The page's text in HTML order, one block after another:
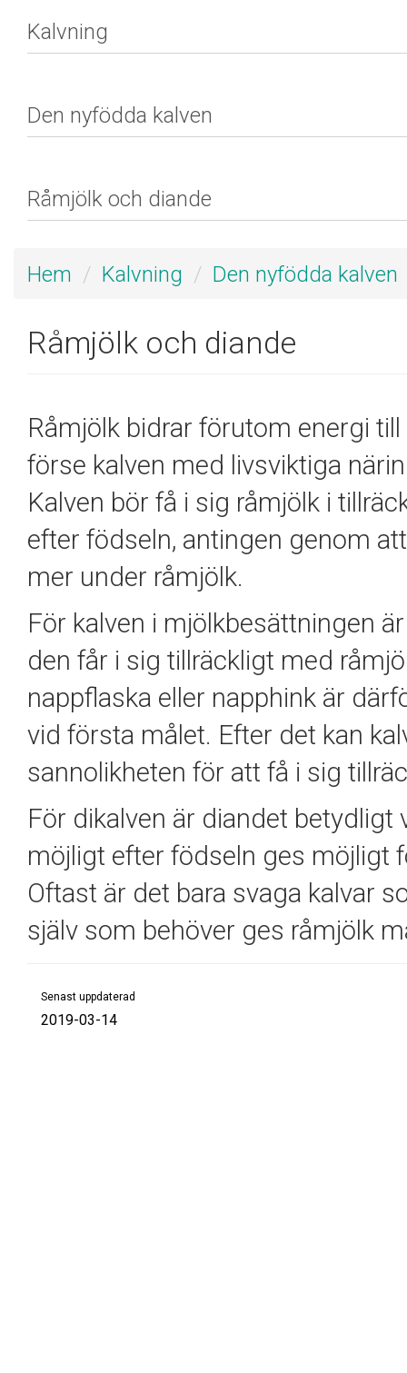
Hem Kalvning Den nyfödda kalven
Råmjölk och diande
Råmjölk bidrar förutom energi
förse kalven med livsviktiga
Kalven bör få i sig råmjölk i
efter födseln, antingen genom
mer under råmjölk.
För kalven i mjölkbesättningen
den får i sig tillräckligt med
nappflaska eller napphink är
vid första målet. Efter det kan
sannolikheten för att få i sig
För dikalven är diandet
möjligt efter födseln ges möjligt
Oftast är det bara svaga kalvar
själv som behöver ges råmjölk
Senast uppdaterad
2019-03-14